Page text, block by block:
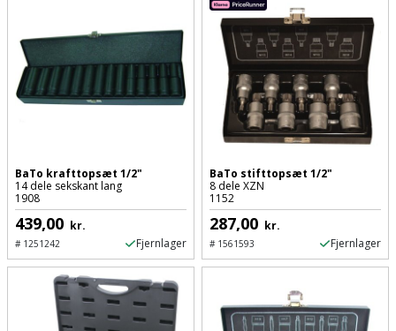
Rumdeler
Sand
og
bolte
og
møtrikker
Skunklem
Markeringsværktøj
Mejsel
Nedstryger
Nøgleværktøj
Økse
Oliekande
Forlængerledning
Fugepistol
Girafsliber
Girafsliber
tilbehør
Havemøbler
Havepleje
Haveslange
og
tilbehør
Havetilbehør
BaTo krafttopsæt 1/2"
14 dele sekskant lang
1908
439,00 kr.
#1251242 Fjernlager
BaTo stifttopsæt 1/2"
8 dele XZN
1152
287,00 kr.
#1561593 Fjernlager